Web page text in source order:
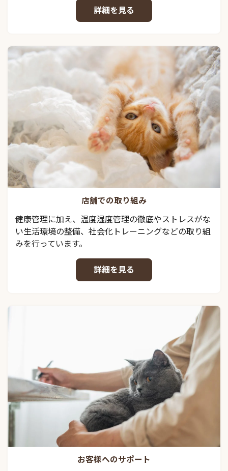
詳細を見る
店舗での取り組み
健康管理に加え、温度湿度管理の徹底やストレスがな
い生活環境の整備、社会化トレーニングなどの取り組
みを行っています。
詳細を見る
お客様へのサポート